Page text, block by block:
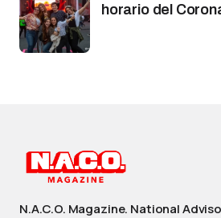
horario del
N.A.C.O. Magazine. National